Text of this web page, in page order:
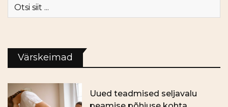
Värskeimad
Uued teadmised seljavalu